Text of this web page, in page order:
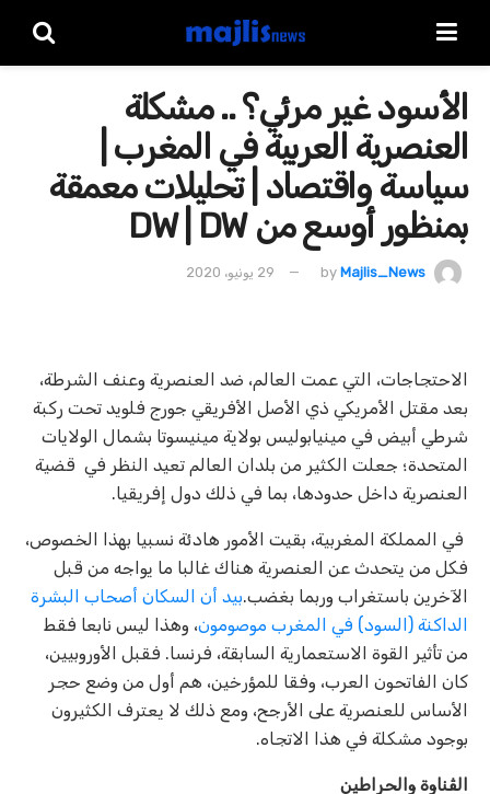
الأَسود غير مرئي؟ .. مشكلة
العنصرية العربية في المغرب |
سياسة واقتصاد | تحليلات معمقة
بمنظور أوسع من DW | DW
by Majlis_News 29 يونيو، 2020
الاحتجاجات، التي عمت العالم، ضد العنصرية وعنف الشرطة،
بعد مقتل الأمريكي ذي الأصل الأفريقي جورج فلويد تحت ركبة
شرطي أبيض في مينيابوليس بولاية مينيسوتا بشمال الولايات
المتحدة؛ جعلت الكثير من بلدان العالم تعيد النظر في قضية
العنصرية داخل حدودها، بما في ذلك دول إفريقيا.
في المملكة المغربية، بقيت الأمور هادئة نسبيا بهذا الخصوص،
فكل من يتحدث عن العنصرية هناك غالبا ما يواجه من قبل
الآخرين باستغراب وربما بغضب.بيد أن السكان أصحاب البشرة
الداكنة (السود) في المغرب موصومون، وهذا ليس نابعا فقط
من تأثير القوة الاستعمارية السابقة، فرنسا. فقبل الأوروبيين،
كان الفاتحون العرب، وفقا للمؤرخين، هم أول من وضع حجر
الأساس للعنصرية على الأرجح، ومع ذلك لا يعترف الكثيرون
بوجود مشكلة في هذا الاتجاه.
الڨناوة والحراطين